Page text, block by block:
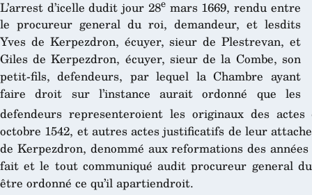
L’arrest d’icelle dudit jour 28emars 1669, rendu entre
le procureur general du roi, demandeur, et lesdits
Yves de Kerpezdron, écuyer, sieur de Plestrevan, et
Giles de Kerpezdron, écuyer, sieur de la Combe, son
petit-fils, defendeurs, par lequel la Chambre ayant
faire droit sur l’instance aurait ordonné que les
defendeurs representeroient les originaux des actes
octobre 1542, et autres actes justificatifs de leur
de Kerpezdron, denommé aux reformations des
fait et le tout communiqué audit procureur general
être ordonné ce qu’il apartiendroit.